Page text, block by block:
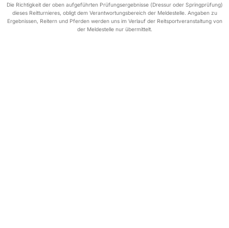
Die Richtigkeit der oben aufgeführten Prüfungsergebnisse (Dressur oder Springprüfung)
dieses Reitturnieres, obligt dem Verantwortungsbereich der Meldestelle. Angaben zu
Ergebnissen, Reitern und Pferden werden uns im Verlauf der Reitsportveranstaltung von
der Meldestelle nur übermittelt.